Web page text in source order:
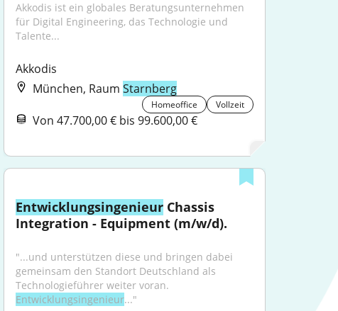
Akkodis ist ein globales Beratungsunternehmen
für Digital Engineering, das Technologie und
Talente...
Akkodis
München, Raum Starnberg
Homeoffice Vollzeit
Von 47.700,00 € bis 99.600,00 €
Entwicklungsingenieur Chassis
Integration - Equipment (m/w/d).
"...und unterstützen diese und bringen dabei
gemeinsam den Standort Deutschland als
Entwicklungsingenieur..."